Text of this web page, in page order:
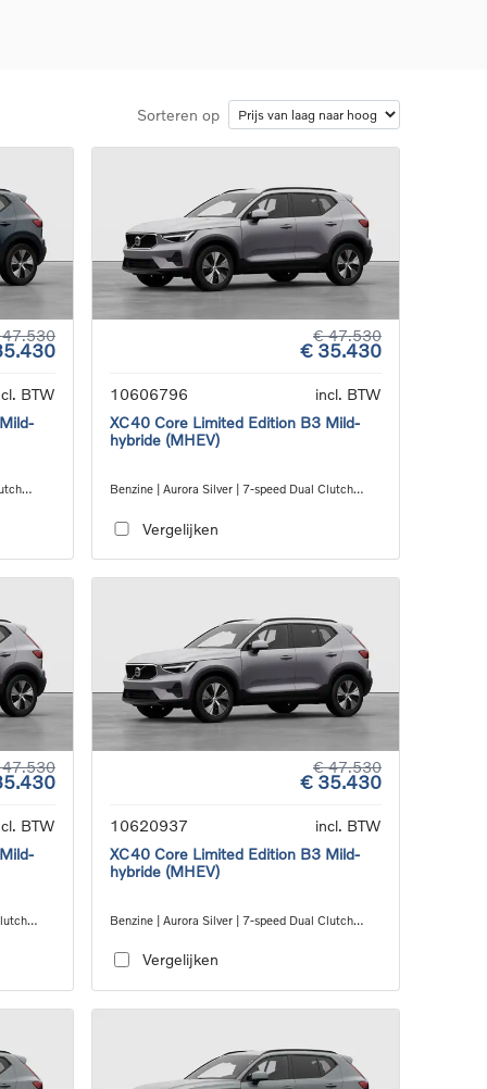
Sorteren op
BTW
€ 47.530
€ 35.430
10606796
incl. BTW
XC40 Core Limited Edition B3 Mild-
hybride (MHEV)
Benzine | Aurora Silver | 7-speed Dual Clutch
Vergelijken
BTW
€ 47.530
€ 35.430
10620937
incl. BTW
XC40 Core Limited Edition B3 Mild-
hybride (MHEV)
Benzine | Aurora Silver | 7-speed Dual Clutch
Vergelijken